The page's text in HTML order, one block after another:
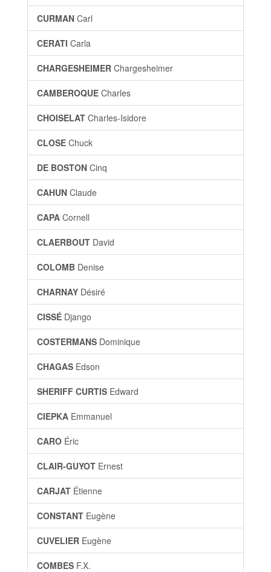
CURMAN Carl
CERATI Carla
CHARGESHEIMER Chargesheimer
CAMBEROQUE Charles
CHOISELAT Charles-Isidore
CLOSE Chuck
DE BOSTON Cinq
CAHUN Claude
CAPA Cornell
CLAERBOUT David
COLOMB Denise
CHARNAY Désiré
CISSÉ Django
COSTERMANS Dominique
CHAGAS Edson
SHERIFF CURTIS Edward
CIEPKA Emmanuel
CARO Éric
CLAIR-GUYOT Ernest
CARJAT Étienne
CONSTANT Eugène
CUVELIER Eugène
COMBES F.X.